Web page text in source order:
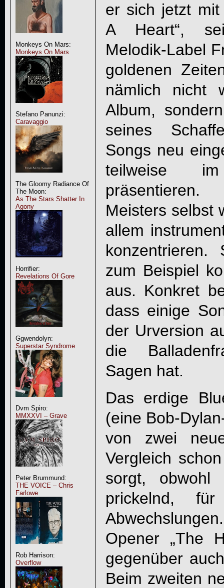
Monkeys On Mars:
Monkeys On Mars
Stefano Panunzi:
Caravaggio
The Gloomy Radiance Of
The Moon:
As The Stars Shatter In
Agony
Horrifier:
Revelations Of Gore
Ggwendolyn:
Superstar Syndrome
Dvm Spiro:
MMXXVI – Grave
Peter Brummund:
THE VOICE – Chris
Farlowe
Rob Harrison:
Overflow
er sich jetzt mit
A Heart“,
Melodik-Label
goldenen
nämlich nicht
Album,
seines
Songs neu
teilweise
Meisters selbst
allem
zum Beispiel
aus. Konkret
dass einige
der Urversion
die
Sagen hat.
Das erdige
(eine Bob-
von zwei
Vergleich
sorgt, obwohl
prickelnd,
Opener „The
gegenüber
Beim zweiten